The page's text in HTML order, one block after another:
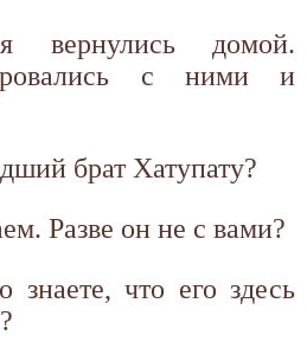
вернулись домой.
с ними и
брат Хатупату?
Разве он не с вами?
что его здесь